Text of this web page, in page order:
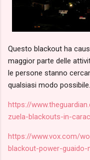
Questo blackout ha
maggior parte delle
le persone stanno
qualsiasi modo possibile.
https://
zuela-blackouts-in-
https://www.vox.com/
blackout-power-guaido-